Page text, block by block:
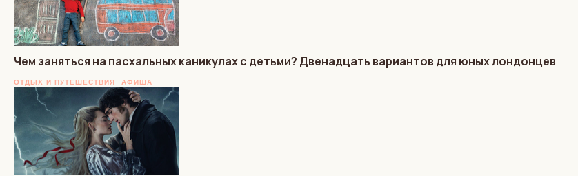
Чем заняться на пасхальных каникулах с детьми? Двенадцать вариантов для юных лондонцев
ОТДЫХ И ПУТЕШЕСТВИЯ АФИША